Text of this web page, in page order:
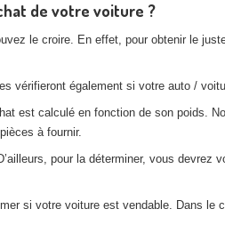
de votre voiture ?
le croire. En effet, pour obtenir le
vérifieront également si votre auto /
est calculé en fonction de son poids.
à fournir.
pour la déterminer, vous devrez
si votre voiture est vendable. Dans le